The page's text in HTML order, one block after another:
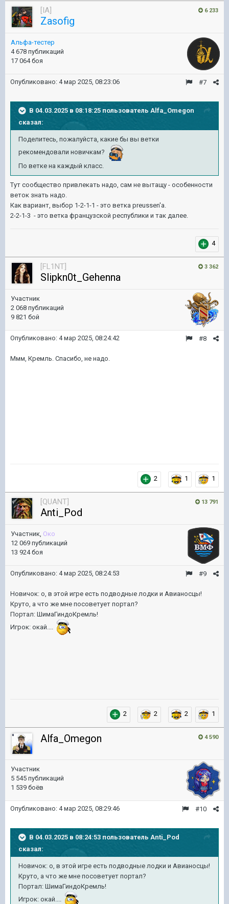
6 233
[IA]
Zasofig
Альфа-тестер
4 678 публикаций
17 064 боя
#7
Опубликовано: 4 мар 2025, 08:23:06
В 04.03.2025 в 08:18:25 пользователь Alfa_Omegon
сказал:
Поделитесь, пожалуйста, какие бы вы ветки
рекомендовали новичкам?
По ветке на каждый класс.
Тут сообщество привлекать надо, сам не вытащу - особенности
веток знать надо.
Как вариант, выбор 1-2-1-1 - это ветка preussen'а.
2-2-1-3 - это ветка французской республики и так далее.
4
3 362
[FL1NT]
Slipkn0t_Gehenna
Участник
2 068 публикаций
9 821 бой
#8
Опубликовано: 4 мар 2025, 08:24:42
Ммм, Кремль. Спасибо, не надо.
2 1 1
13 791
[QUANT]
Anti_Pod
Участник, Око
12 069 публикаций
13 924 боя
#9
Опубликовано: 4 мар 2025, 08:24:53
Новичок: о, в этой игре есть подводные лодки и Авианосцы!
Круто, а что же мне посоветует портал?
Портал: ШимаГиндоКремль!
Игрок: окай....
2 2 2 1
4 590
Alfa_Omegon
Участник
5 545 публикаций
1 539 боёв
#10
Опубликовано: 4 мар 2025, 08:29:46
В 04.03.2025 в 08:24:53 пользователь Anti_Pod
сказал:
Новичок: о, в этой игре есть подводные лодки и Авианосцы!
Круто, а что же мне посоветует портал?
Портал: ШимаГиндоКремль!
Игрок: окай....